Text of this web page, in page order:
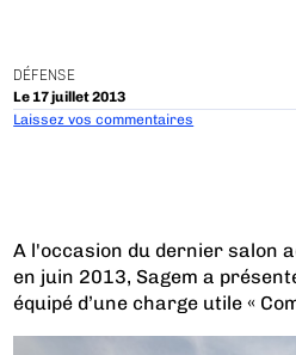
DÉFENSE
Le 17 juillet 2013
Laissez vos commentaires
A l'occasion du dernier salon
en juin 2013, Sagem a
équipé d’une charge utile «